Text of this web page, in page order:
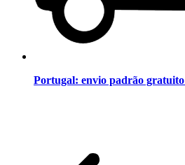
Portugal: envio padrão gratuito